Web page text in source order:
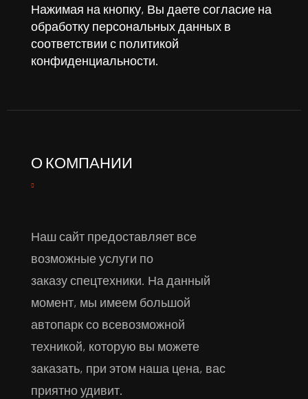
Нажимая на кнопку, Вы даете согласие на
обработку персональных данных в
соответствии с политикой
конфиденциальности.
О КОМПАНИИ
Наш сайт предоставляет все
возможные услуги по
заказу спецтехники. На данный
момент, мы имеем большой
автопарк со всевозможной
техникой, которую вы можете
заказать, при этом наша цена, вас
приятно удивит.